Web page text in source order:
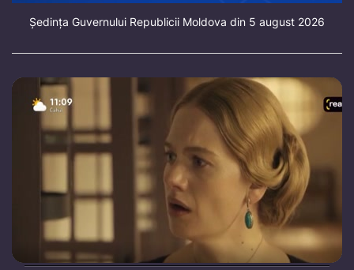
Ședința Guvernului Republicii Moldova din 5 august 2026